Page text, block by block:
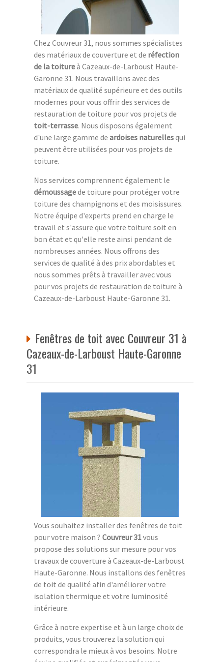
Chez Couvreur 31, nous sommes spécialistes
des matériaux de couverture et de réfection
de la toitureà Cazeaux-de-Larboust Haute-
Garonne 31. Nous travaillons avec des
matériaux de qualité supérieure et des outils
modernes pour vous offrir des services de
restauration de toiture pour vos projets de
toit-terrasse. Nous disposons également
d'une large gamme de ardoises naturellesqui
peuvent être utilisées pour vos projets de
toiture.
Nos services comprennent également le
démoussagede toiture pour protéger votre
toiture des champignons et des moisissures.
Notre équipe d'experts prend en charge le
travail et s'assure que votre toiture soit en
bon état et qu'elle reste ainsi pendant de
nombreuses années. Nous offrons des
services de qualité à des prix abordables et
nous sommes prêts à travailler avec vous
pour vos projets de restauration de toiture à
Cazeaux-de-Larboust Haute-Garonne 31.
Fenêtres de toit avec Couvreur 31 à
Cazeaux-de-Larboust Haute-Garonne
31
Vous souhaitez installer des fenêtres de toit
pour votre maison ? Couvreur 31vous
propose des solutions sur mesure pour vos
travaux de couverture à Cazeaux-de-Larboust
Haute-Garonne. Nous installons des fenêtres
de toit de qualité afin d'améliorer votre
isolation thermique et votre luminosité
intérieure.
Grâce à notre expertise et à un large choix de
produits, vous trouverez la solution qui
correspondra le mieux à vos besoins. Notre